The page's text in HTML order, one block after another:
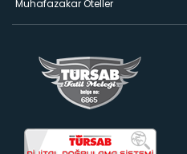
Muhafazakar Oteller